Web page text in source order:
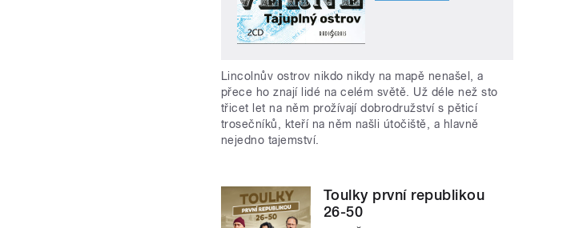
Lincolnův ostrov nikdo nikdy na mapě nenašel, a
přece ho znají lidé na celém světě. Už déle než sto
třicet let na něm prožívají dobrodružství s pěticí
trosečníků, kteří na něm našli útočiště, a hlavně
nejedno tajemství.
Toulky první republikou
26-50